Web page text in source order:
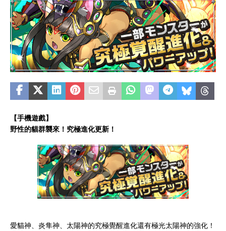
【手機遊戲】
野性的貓群襲來！究極進化更新！
愛貓神、炎隼神、太陽神的究極覺醒進化還有極光太陽神的強化！